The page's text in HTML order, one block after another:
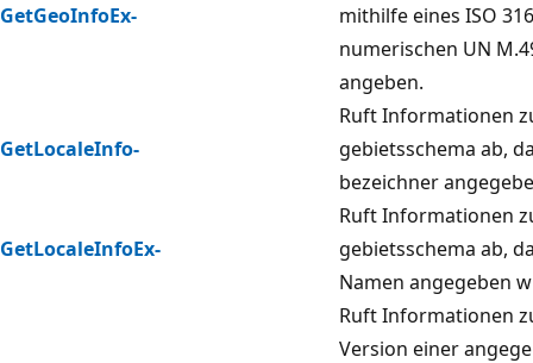
GetGeoInfoEx-
mithilfe eines ISO
numerischen UN
angeben.
GetLocaleInfo-
Ruft Informationen
gebietsschema ab,
bezeichner
GetLocaleInfoEx-
Ruft Informationen
gebietsschema ab,
Namen angegeben
Ruft Informationen
Version einer